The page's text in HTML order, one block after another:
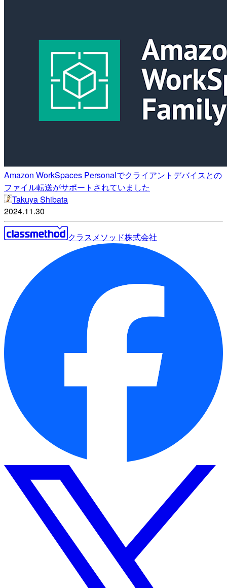
Amazon WorkSpaces Personalでクライアントデバイスとの
ファイル転送がサポートされていました
Takuya Shibata
2024.11.30
クラスメソッド株式会社